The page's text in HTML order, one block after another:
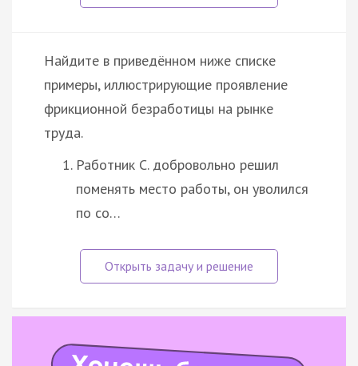
Найдите в приведённом ниже списке
примеры, иллюстрирующие проявление
фрикционной безработицы на рынке
труда.
Работник С. добровольно решил
поменять место работы, он уволился
по со…